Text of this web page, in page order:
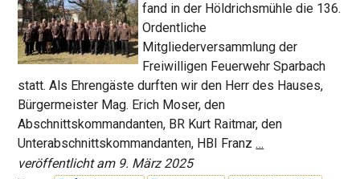
fand in der Höldrichsmühle die 136.
Ordentliche
Mitgliederversammlung der
Freiwilligen Feuerwehr Sparbach
statt. Als Ehrengäste durften wir den Herr des Hauses,
Bürgermeister Mag. Erich Moser, den
Abschnittskommandanten, BR Kurt Raitmar, den
Unterabschnittskommandanten, HBI Franz…
veröffentlicht am 9. März 2025